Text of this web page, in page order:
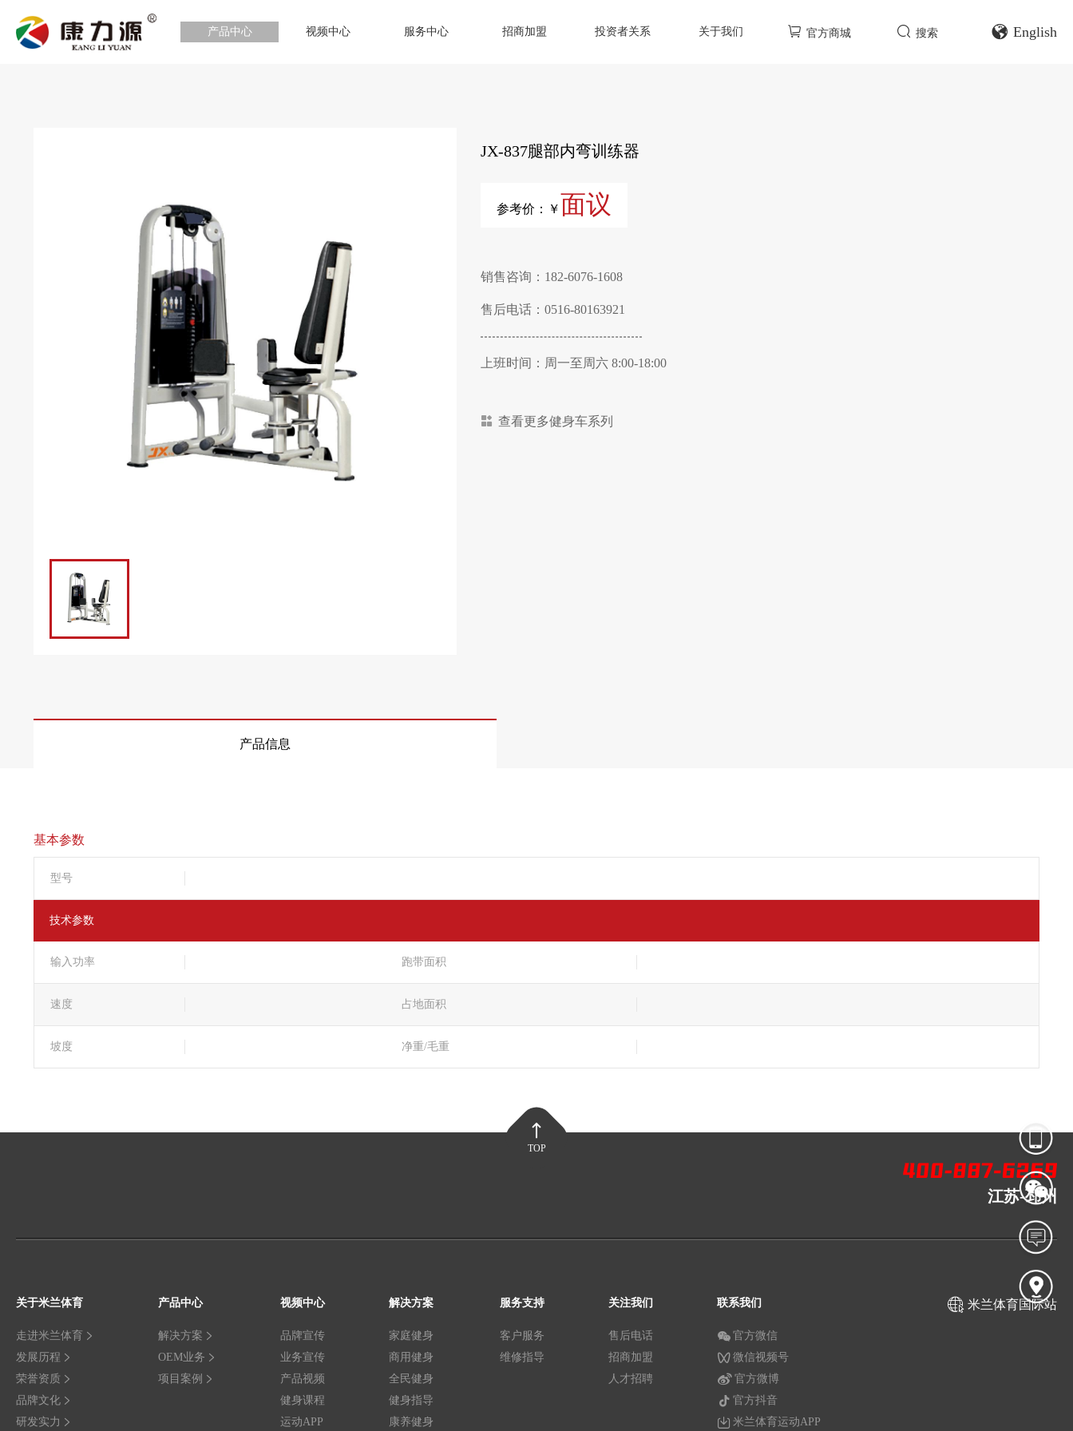
产品中心 视频中心 服务中心 招商加盟 投资者关系 关于我们 官方商城 搜索 English
JX-837腿部内弯训练器
参考价：￥面议
销售咨询：182-6076-1608
售后电话：0516-80163921
上班时间：周一至周六 8:00-18:00
查看更多健身车系列
产品信息
基本参数
型号
技术参数
输入功率 跑带面积
速度 占地面积
坡度 净重/毛重
TOP
江苏-邳州
关于米兰体育
走进米兰体育
发展历程
荣誉资质
品牌文化
研发实力
产品中心
解决方案
OEM业务
项目案例
视频中心
品牌宣传
业务宣传
产品视频
健身课程
运动APP
解决方案
家庭健身
商用健身
全民健身
健身指导
康养健身
服务支持
客户服务
维修指导
关注我们
售后电话
招商加盟
人才招聘
联系我们
官方微信
微信视频号
官方微博
官方抖音
米兰体育运动APP
米兰体育国际站